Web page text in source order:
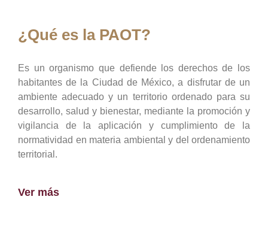
¿Qué es la PAOT?
Es un organismo que defiende los derechos de los
habitantes de la Ciudad de México, a disfrutar de un
ambiente adecuado y un territorio ordenado para su
desarrollo, salud y bienestar, mediante la promoción y
vigilancia de la aplicación y cumplimiento de la
normatividad en materia ambiental y del ordenamiento
territorial.
Ver más